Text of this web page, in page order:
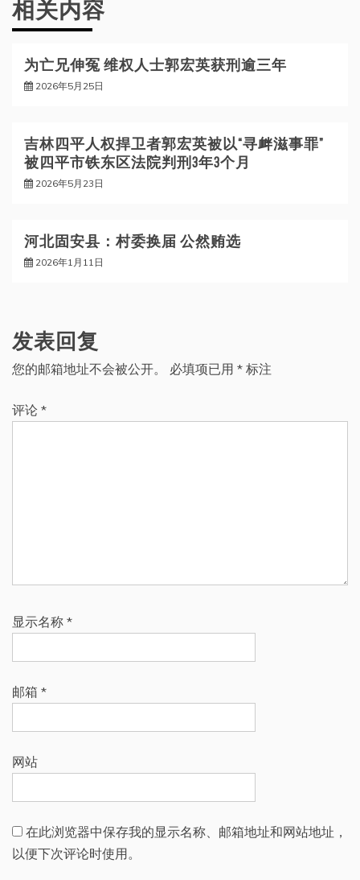
相关内容
为亡兄伸冤 维权人士郭宏英获刑逾三年
2026年5月25日
吉林四平人权捍卫者郭宏英被以“寻衅滋事罪”
被四平市铁东区法院判刑3年3个月
2026年5月23日
河北固安县：村委换届 公然贿选
2026年1月11日
发表回复
您的邮箱地址不会被公开。 必填项已用 * 标注
评论 *
显示名称 *
邮箱 *
网站
在此浏览器中保存我的显示名称、邮箱地址和网站地址，
以便下次评论时使用。